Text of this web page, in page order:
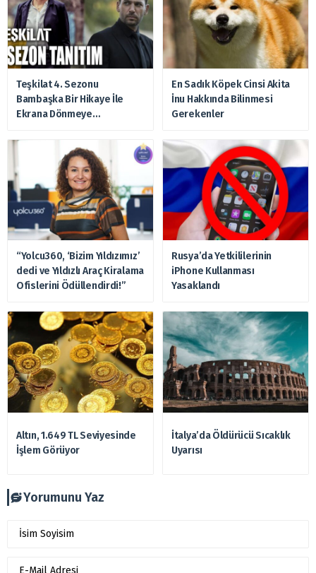
Teşkilat 4. Sezonu
Bambaşka Bir Hikaye İle
Ekrana Dönmeye
En Sadık Köpek Cinsi Akita
İnu Hakkında Bilinmesi
Gerekenler
“Yolcu360, ‘Bizim Yıldızımız’
dedi ve Yıldızlı Araç Kiralama
Ofislerini Ödüllendirdi!”
Rusya’da Yetkililerinin
iPhone Kullanması
Yasaklandı
Altın, 1.649 TL Seviyesinde
İşlem Görüyor
İtalya’da Öldürücü Sıcaklık
Uyarısı
Yorumunu Yaz